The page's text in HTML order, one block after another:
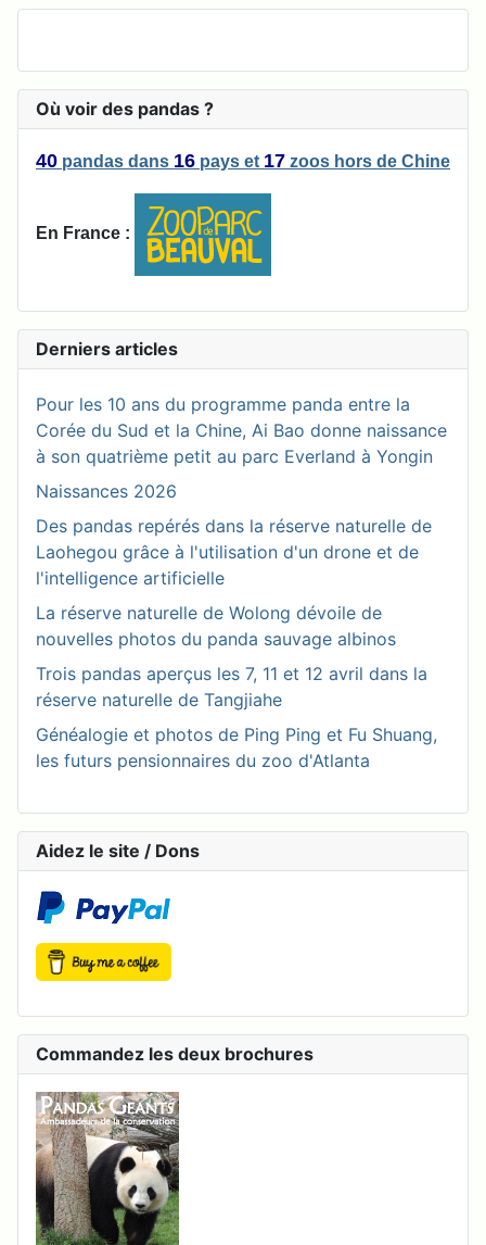
Où voir des pandas ?
40 pandas dans 16 pays et 17 zoos hors de Chine
En France :
Derniers articles
Pour les 10 ans du programme panda entre la
Corée du Sud et la Chine, Ai Bao donne naissance
à son quatrième petit au parc Everland à Yongin
Naissances 2026
Des pandas repérés dans la réserve naturelle de
Laohegou grâce à l'utilisation d'un drone et de
l'intelligence artificielle
La réserve naturelle de Wolong dévoile de
nouvelles photos du panda sauvage albinos
Trois pandas aperçus les 7, 11 et 12 avril dans la
réserve naturelle de Tangjiahe
Généalogie et photos de Ping Ping et Fu Shuang,
les futurs pensionnaires du zoo d'Atlanta
Aidez le site / Dons
Commandez les deux brochures